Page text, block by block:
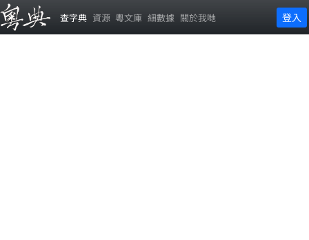
查字典 資源 粵文庫 細數據 關於我哋 登入